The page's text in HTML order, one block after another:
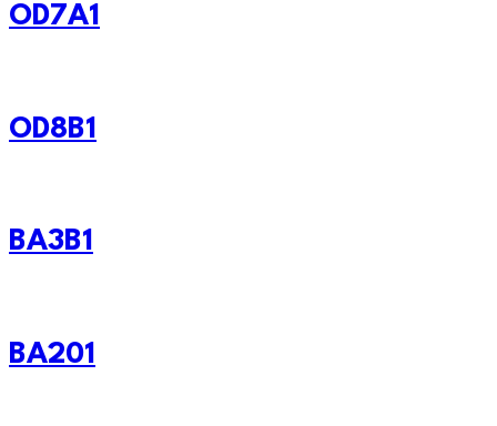
OD7A1
OD8B1
BA3B1
BA201